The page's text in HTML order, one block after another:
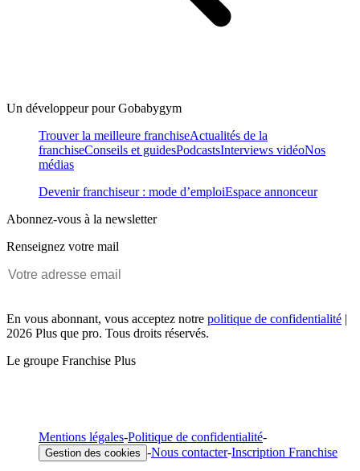
Un développeur pour Gobabygym
Trouver la meilleure franchiseActualités de la
franchiseConseils et guidesPodcastsInterviews vidéoNos
médias
Devenir franchiseur : mode d’emploiEspace annonceur
Abonnez-vous à la newsletter
Renseignez votre mail
En vous abonnant, vous acceptez notre politique de confidentialité |
2026 Plus que pro. Tous droits réservés.
Le groupe Franchise Plus
Mentions légales-Politique de confidentialité-
Gestion des cookies -Nous contacter-Inscription Franchise